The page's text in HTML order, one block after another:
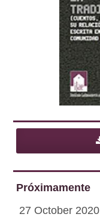
Próximamente
27 October 2020